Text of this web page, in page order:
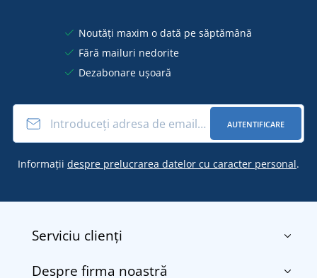
Noutăți maxim o dată pe săptămână
Fără mailuri nedorite
Dezabonare ușoară
AUTENTIFICARE
Informații despre prelucrarea datelor cu caracter personal.
Serviciu clienți
Contact
Despre firma noastră